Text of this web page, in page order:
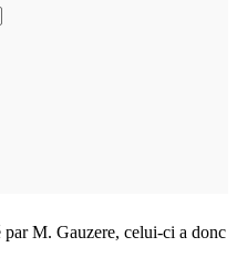
par M. Gauzere, celui-ci a donc